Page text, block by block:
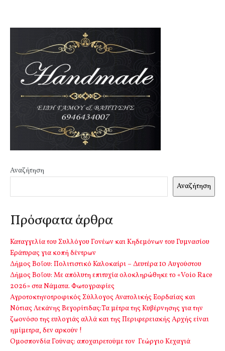
Αναζήτηση
Αναζήτηση
Πρόσφατα άρθρα
Καταγγελία του Συλλόγου Γονέων και Κηδεμόνων του Γυμνασίου
Εράτυρας για κοπή δέντρων
Δήμος Βοΐου: Πολιτιστικό Καλοκαίρι – Δευτέρα 10 Αυγούστου
Δήμος Βοΐου: Με απόλυτη επιτυχία ολοκληρώθηκε το «Voio Race
2026» στα Νάματα. Φωτογραφίες
Αγροτοκτηνοτροφικός Σύλλογος Ανατολικής Εορδαίας και
Νότιας Λεκάνης Βεγορίτιδας:Τα μέτρα της Κυβέρνησης για την
ζωονόσο της ευλογιάς αλλά και της Περιφερειακής Αρχής είναι
ημίμετρα, δεν αρκούν !
Ομοσπονδία Γούνας: αποχαιρετούμε τον Γεώργιο Κεχαγιά